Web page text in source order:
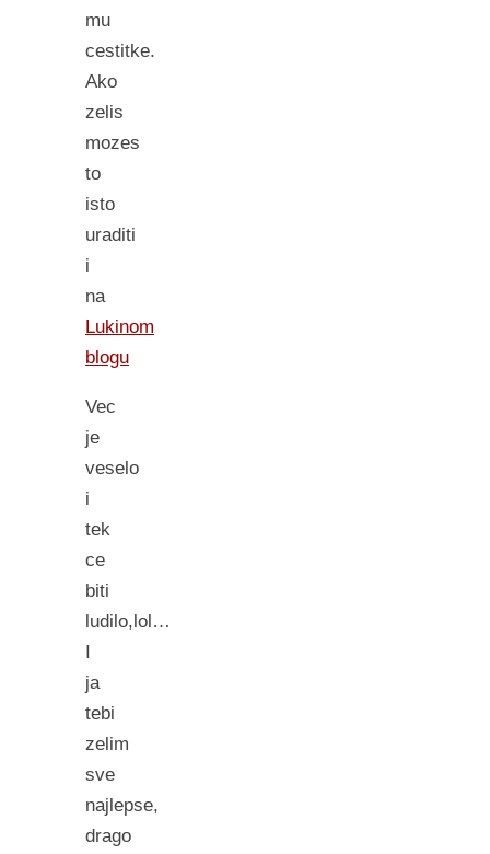
mu
cestitke.
Ako
zelis
mozes
to
isto
uraditi
i
na
Lukinom
blogu
Vec
je
veselo
i
tek
ce
biti
ludilo,lol…
I
ja
tebi
zelim
sve
najlepse,
drago